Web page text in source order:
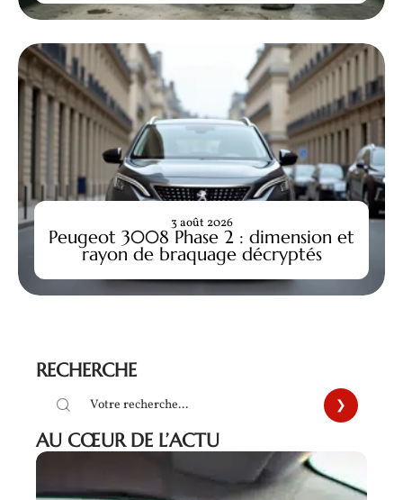
Peugeot 3008 Phase 2 : dimension et
rayon de braquage décryptés
3 août 2026
RECHERCHE
AU CŒUR DE L’ACTU